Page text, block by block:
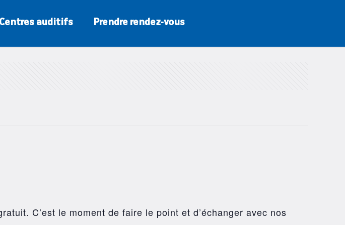
Centres auditifs Prendre rendez-vous
C’est le moment de faire le point et d’échanger avec nos